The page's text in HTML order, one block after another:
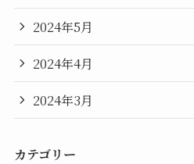
2024年5月
2024年4月
2024年3月
カテゴリー